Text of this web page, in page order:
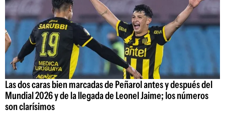
Las dos caras bien marcadas de Peñarol antes y después del
Mundial 2026 y de la llegada de Leonel Jaime; los números
son clarísimos